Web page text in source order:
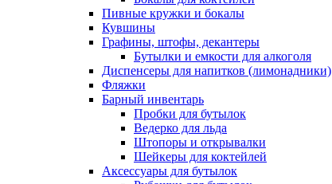
Пивные кружки и бокалы
Кувшины
Графины, штофы, декантеры
Бутылки и емкости для алкоголя
Диспенсеры для напитков (лимонадники)
Фляжки
Барный инвентарь
Пробки для бутылок
Ведерко для льда
Штопоры и открывалки
Шейкеры для коктейлей
Аксессуары для бутылок